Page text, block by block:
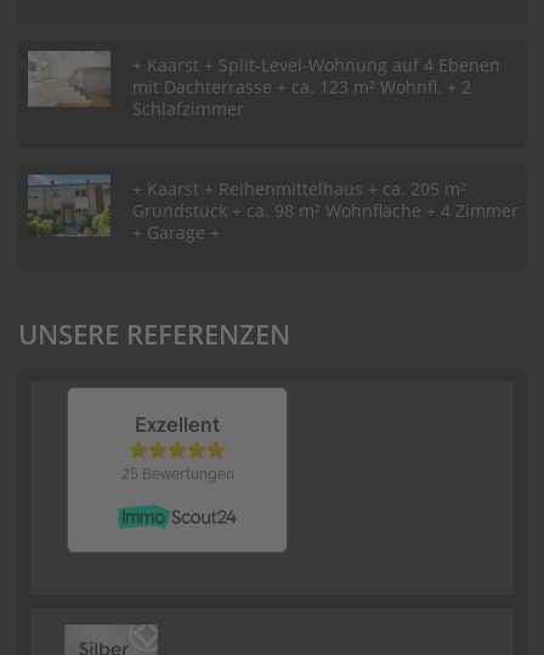
+ Kaarst + Split-Level-Wohnung auf 4 Ebenen
mit Dachterrasse + ca. 123 m² Wohnfl. + 2
Schlafzimmer
+ Kaarst + Reihenmittelhaus + ca. 205 m²
Grundstück + ca. 98 m² Wohnfläche + 4 Zimmer
+ Garage +
UNSERE REFERENZEN